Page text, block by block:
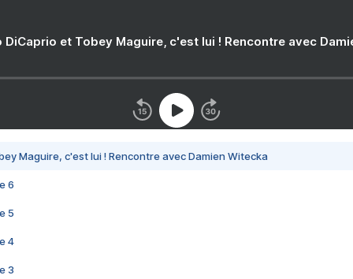
DiCaprio et Tobey Maguire, c'est lui ! Rencontre avec
Maguire, c'est lui ! Rencontre avec Damien Witecka
6
5
4
3